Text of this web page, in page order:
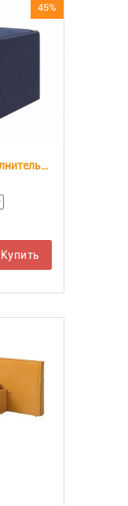
45%
Кровать Bruno-Софа с дополнительным местом
Купить